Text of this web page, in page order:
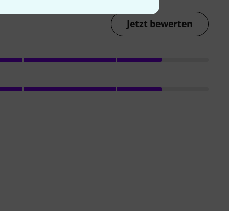
Jetzt bewerten